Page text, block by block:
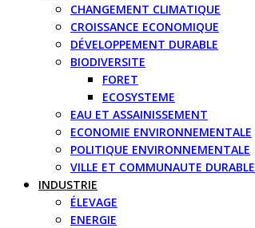
CHANGEMENT CLIMATIQUE
CROISSANCE ECONOMIQUE
DÉVELOPPEMENT DURABLE
BIODIVERSITE
FORET
ECOSYSTEME
EAU ET ASSAINISSEMENT
ECONOMIE ENVIRONNEMENTALE
POLITIQUE ENVIRONNEMENTALE
VILLE ET COMMUNAUTE DURABLE
INDUSTRIE
ÉLEVAGE
ENERGIE